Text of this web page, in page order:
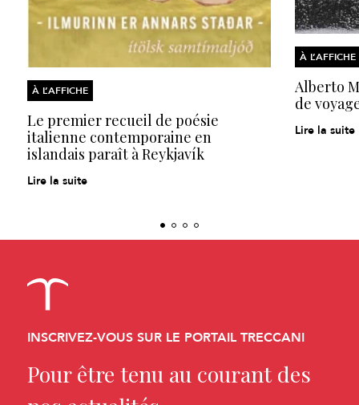
À L’AFFICHE
Le premier recueil de poésie
italienne contemporaine en
islandais paraît à Reykjavík
Lire la suite
À L’AFFICHE
Alberto
de
Lire la suite
INSCRIVEZ-VOUS SUR LE PORTAIL TRECCANI
Pour être tenu au courant des